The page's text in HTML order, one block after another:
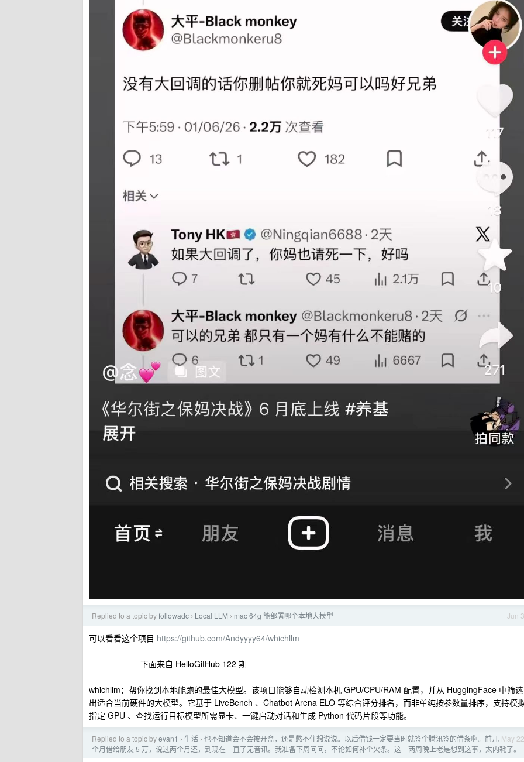
Jun 3
Replied to a topic byfollowadc › Local LLM › mac 64g 能部署哪个本地大模型
可以看看这个项目 https://github.com/Andyyyy64/whichllm
—————— 下面来自 HelloGitHub 122 期
whichllm：帮你找到本地能跑的最佳大模型。该项目能够自动检测本机 GPU/CPU/RAM 配置，并从 HuggingFace 中筛选
出适合当前硬件的大模型。它基于 LiveBench 、Chatbot Arena ELO 等综合评分排名，而非单纯按参数量排序，支持模
指定 GPU 、查找运行目标模型所需显卡、一键启动对话和生成 Python 代码片段等功能。
May 22
Replied to a topic byevan1 › 生活 › 也不知道会不会被开盒，还是憋不住想说说。以后借钱一定要当时就签个腾讯签的借条啊。前几
个月借给朋友 5 万，说过两个月还，到现在一直了无音讯。我准备下周问问，不论如何补个欠条。这一两周晚上老是想到这事，太内耗了。